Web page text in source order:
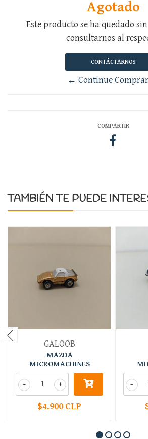
Agotado
Este producto se ha quedado
consultarnos al
CONTÁCTARNOS
← Continue
COMPARTIR
TAMBIÉN TE PUEDE
GALOOB
MAZDA
MICROMACHINES
+
-
$4.900 CLP
-